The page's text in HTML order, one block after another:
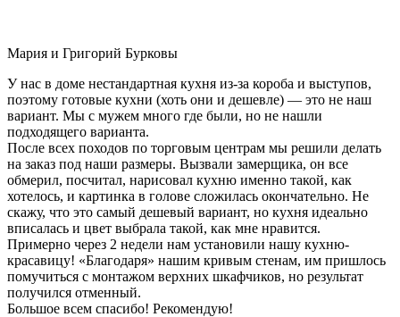
Мария и Григорий Бурковы
У нас в доме нестандартная кухня из-за короба и выступов,
поэтому готовые кухни (хоть они и дешевле) — это не наш
вариант. Мы с мужем много где были, но не нашли
подходящего варианта.
После всех походов по торговым центрам мы решили делать
на заказ под наши размеры. Вызвали замерщика, он все
обмерил, посчитал, нарисовал кухню именно такой, как
хотелось, и картинка в голове сложилась окончательно. Не
скажу, что это самый дешевый вариант, но кухня идеально
вписалась и цвет выбрала такой, как мне нравится.
Примерно через 2 недели нам установили нашу кухню-
красавицу! «Благодаря» нашим кривым стенам, им пришлось
помучиться с монтажом верхних шкафчиков, но результат
получился отменный.
Большое всем спасибо! Рекомендую!